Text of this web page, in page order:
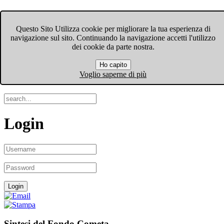
Questo Sito Utilizza cookie per migliorare la tua esperienza di
navigazione sul sito. Continuando la navigazione accetti l'utilizzo
dei cookie da parte nostra.
Ho capito
Voglio saperne di più
Menu
Login